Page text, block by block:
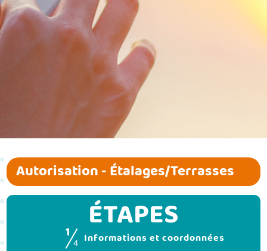
Autorisation - Étalages/Terrasses
ÉTAPES
1
4 Informations et coordonnées